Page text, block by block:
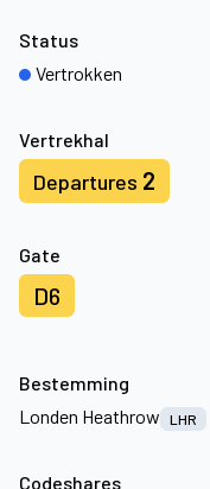
Vertrekhal
Departures 2
Gate
D6
Status
Vertrokken
Bestemming
Londen Heathrow
LHR
Codeshares